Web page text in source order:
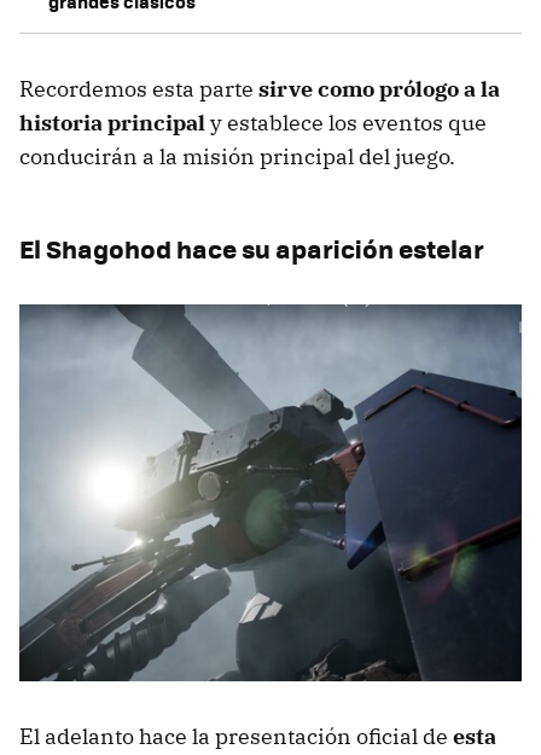
Recordemos esta parte sirve como prólogo a la
historia principaly establece los eventos que
conducirán a la misión principal del juego.
El Shagohod hace su aparición estelar
El adelanto hace la presentación oficial de esta